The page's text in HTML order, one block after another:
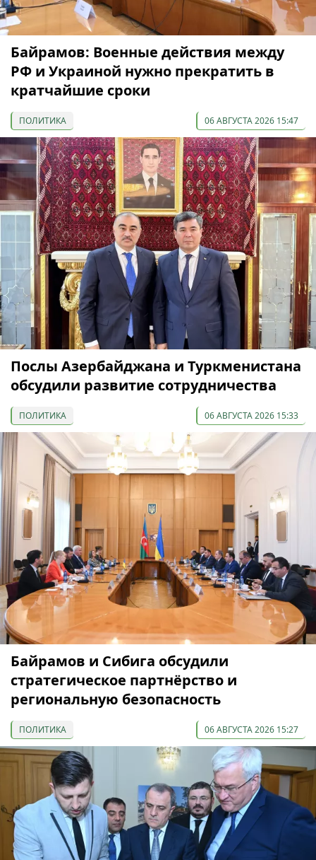
Байрамов: Военные действия между
РФ и Украиной нужно прекратить в
кратчайшие сроки
ПОЛИТИКА 06 АВГУСТА 2026 15:47
Послы Азербайджана и Туркменистана
обсудили развитие сотрудничества
ПОЛИТИКА 06 АВГУСТА 2026 15:33
Байрамов и Сибига обсудили
стратегическое партнёрство и
региональную безопасность
ПОЛИТИКА 06 АВГУСТА 2026 15:27